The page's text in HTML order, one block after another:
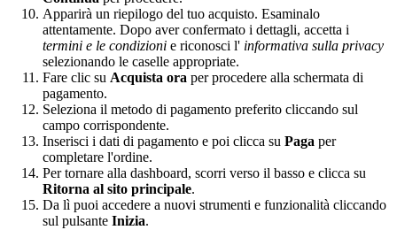
Apparirà un riepilogo del tuo acquisto. Esaminalo
attentamente. Dopo aver confermato i dettagli, accetta i
termini e le condizioni e riconosci l' informativa sulla privacy
selezionando le caselle appropriate.
Fare clic su Acquista ora per procedere alla schermata di
pagamento.
Seleziona il metodo di pagamento preferito cliccando sul
campo corrispondente.
Inserisci i dati di pagamento e poi clicca su Paga per
completare l'ordine.
Per tornare alla dashboard, scorri verso il basso e clicca su
Ritorna al sito principale.
Da lì puoi accedere a nuovi strumenti e funzionalità cliccando
sul pulsante Inizia.